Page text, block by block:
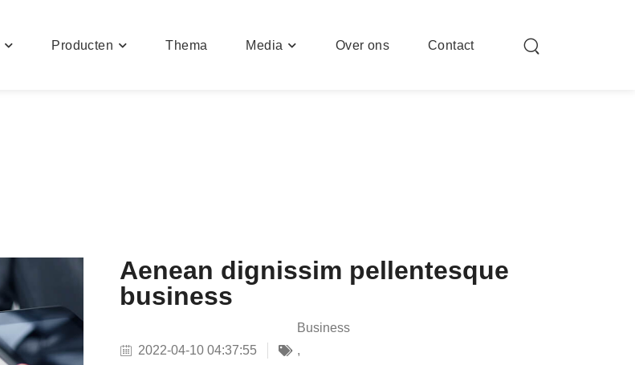
Producten Thema Media Over ons Contact
Aenean dignissim pellentesque
business
2022-04-10 04:37:55
Business
,